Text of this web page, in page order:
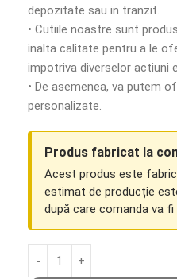
depozitate sau in tranzit.
• Cutiile noastre sunt
inalta calitate pentru a le
impotriva diverselor actiuni
• De asemenea, va putem
personalizate.
Produs fabricat la
Acest produs este
estimat de producție
după care comanda va fi